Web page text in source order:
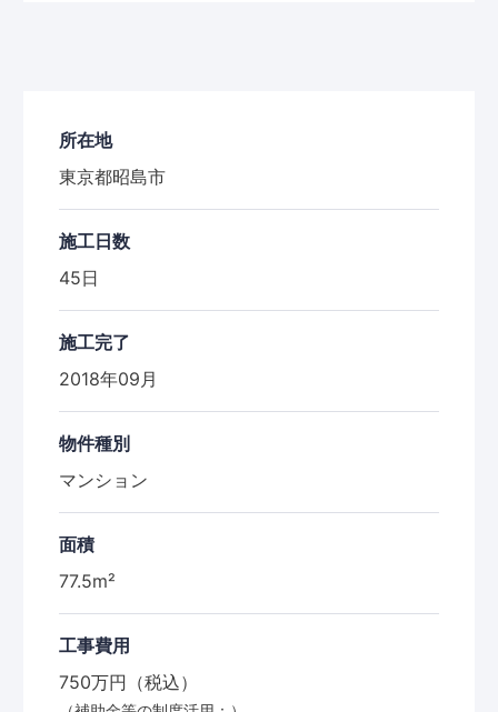
所在地
東京都昭島市
施工日数
45日
施工完了
2018年09月
物件種別
マンション
面積
77.5m²
工事費用
750万円（税込）